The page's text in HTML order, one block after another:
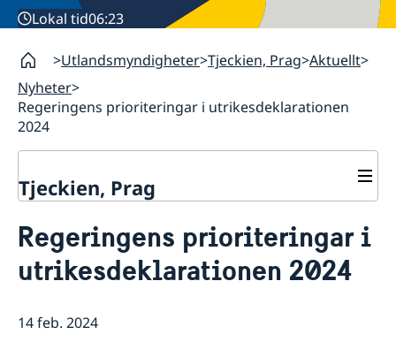
Lokal tid06:23
Utlandsmyndigheter Tjeckien, Prag Aktuellt
Nyheter
Regeringens prioriteringar i utrikesdeklarationen
2024
Tjeckien, Prag
Om oss
Ambassadören
Försvarsavdelningen
Dataskyddspolicy (GDPR)
Så stöttar vi svenska företag
Team Sweden
Nyheter
Regeringens prioriteringar i
utrikesdeklarationen 2024
14 feb. 2024